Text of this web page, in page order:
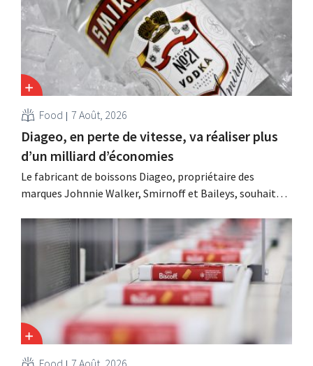
Food 7 Août, 2026
Diageo, en perte de vitesse, va réaliser plus
d’un milliard d’économies
Le fabricant de boissons Diageo, propriétaire des
marques Johnnie Walker, Smirnoff et Baileys, souhaite,
considérablement ses coûts tout en investissant dans la
croissance, notamment pour Guinness et les cocktails
prêts à boire.